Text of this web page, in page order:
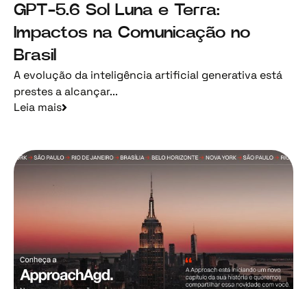
GPT-5.6 Sol Luna e Terra:
Impactos na Comunicação no
Brasil
A evolução da inteligência artificial generativa está
prestes a alcançar...
Leia mais